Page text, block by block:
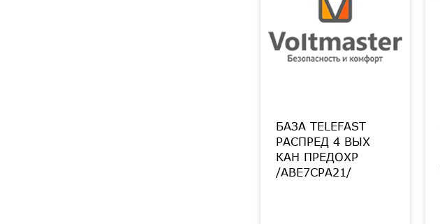
БАЗА TELEFAST
РАСПРЕД 4 ВЫХ
КАН ПРЕДОХР
/ABE7CPA21/